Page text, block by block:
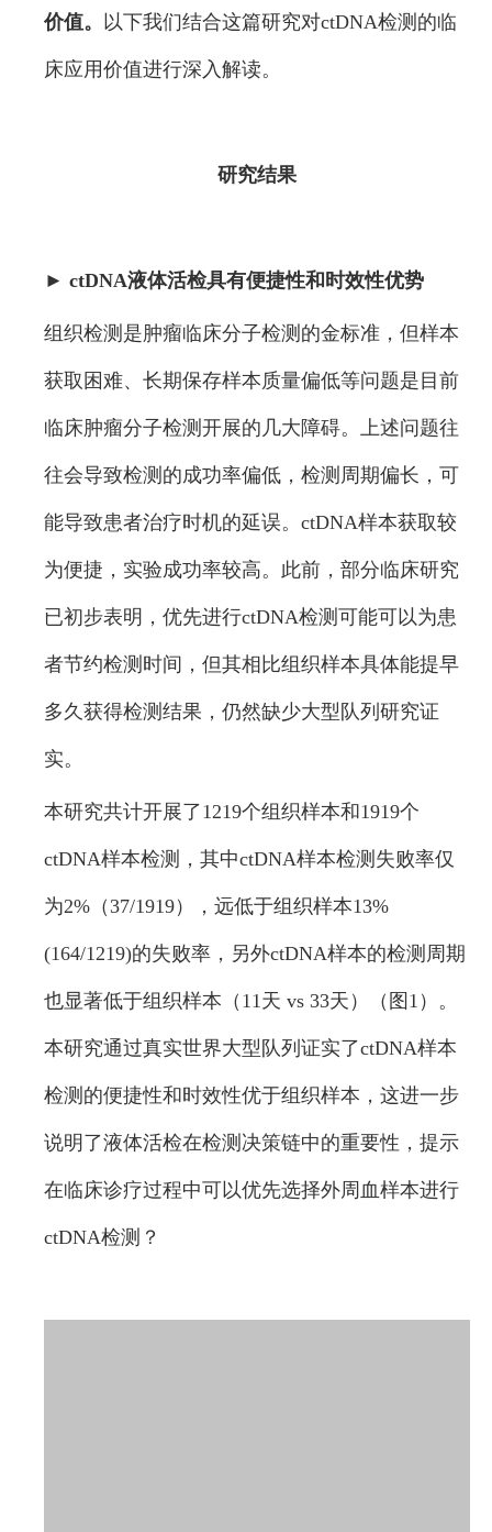
价值。 以下我们结合这篇研究对ctDNA检测的临
床应用价值进行深入解读。
研究结果
► ctDNA液体活检具有便捷性和时效性优势
组织检测是肿瘤临床分子检测的金标准，但样本
获取困难、长期保存样本质量偏低等问题是目前
临床肿瘤分子检测开展的几大障碍。上述问题往
往会导致检测的成功率偏低，检测周期偏长，可
能导致患者治疗时机的延误。ctDNA样本获取较
为便捷，实验成功率较高。此前，部分临床研究
已初步表明，优先进行ctDNA检测可能可以为患
者节约检测时间，但其相比组织样本具体能提早
多久获得检测结果，仍然缺少大型队列研究证
实。
本研究共计开展了1219个组织样本和1919个
ctDNA样本检测，其中ctDNA样本检测失败率仅
为2%（37/1919），远低于组织样本13%
(164/1219)的失败率，另外ctDNA样本的检测周期
也显著低于组织样本（11天 vs 33天）（图1）。
本研究通过真实世界大型队列证实了ctDNA样本
检测的便捷性和时效性优于组织样本，这进一步
说明了液体活检在检测决策链中的重要性，提示
在临床诊疗过程中可以优先选择外周血样本进行
ctDNA检测？